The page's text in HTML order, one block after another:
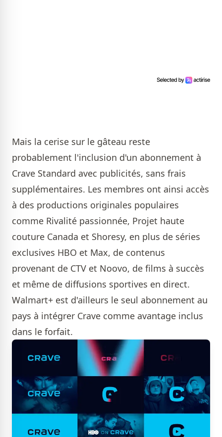
Mais la cerise sur le gâteau reste
probablement l'inclusion d'un abonnement à
Crave Standard avec publicités, sans frais
supplémentaires. Les membres ont ainsi accès
à des productions originales populaires
comme Rivalité passionnée, Projet haute
couture Canada et Shoresy, en plus de séries
exclusives HBO et Max, de contenus
provenant de CTV et Noovo, de films à succès
et même de diffusions sportives en direct.
Walmart+ est d'ailleurs le seul abonnement au
pays à intégrer Crave comme avantage inclus
dans le forfait.